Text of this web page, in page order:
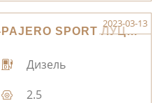
ПРОДАЖ MITSUBISHI-PAJERO SPORT ЛУЦЬК
2023-03-13
Дизель
2.5